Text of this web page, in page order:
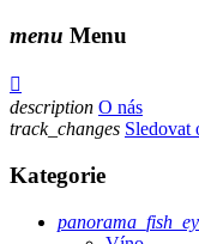
menu Menu

description O nás
track_changes Sledovat
Kategorie